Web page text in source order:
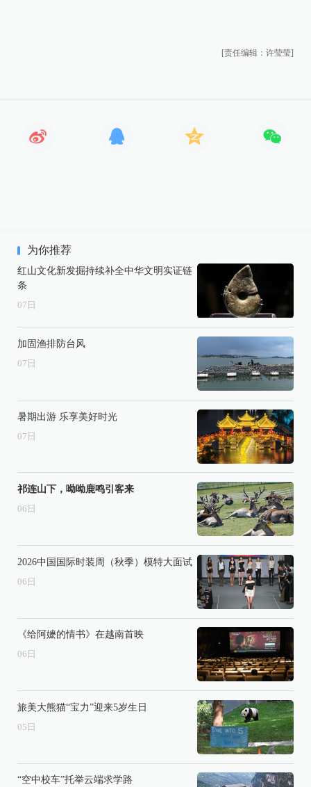
[责任编辑：许莹莹]
为你推荐
红山文化新发掘持续补全中华文明实证链
条
07 日
加固渔排防台风
07 日
暑期出游 乐享美好时光
07 日
祁连山下，呦呦鹿鸣引客来
06 日
2026中国国际时装周（秋季）模特大面试
06 日
《给阿嬷的情书》在越南首映
06 日
旅美大熊猫“宝力”迎来5岁生日
05 日
“空中校车”托举云端求学路